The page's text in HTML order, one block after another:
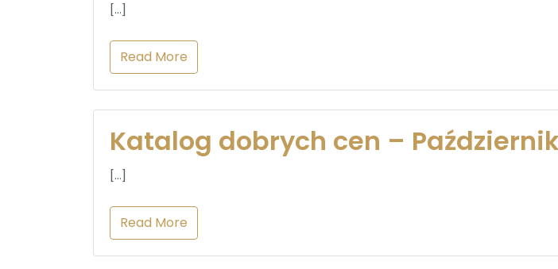
[…]
Read More
Katalog dobrych cen –
[…]
Read More